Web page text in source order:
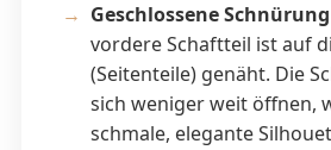
Geschlossene
vordere Schaftteil ist auf
(Seitenteile) genäht. Die
sich weniger weit öffnen,
schmale, elegante